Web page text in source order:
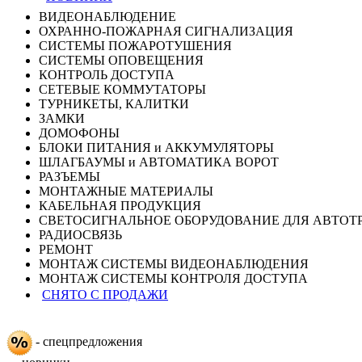
ВИДЕОНАБЛЮДЕНИЕ
ОХРАННО-ПОЖАРНАЯ СИГНАЛИЗАЦИЯ
СИСТЕМЫ ПОЖАРОТУШЕНИЯ
СИСТЕМЫ ОПОВЕЩЕНИЯ
КОНТРОЛЬ ДОСТУПА
СЕТЕВЫЕ КОММУТАТОРЫ
ТУРНИКЕТЫ, КАЛИТКИ
ЗАМКИ
ДОМОФОНЫ
БЛОКИ ПИТАНИЯ и АККУМУЛЯТОРЫ
ШЛАГБАУМЫ и АВТОМАТИКА ВОРОТ
РАЗЪЕМЫ
МОНТАЖНЫЕ МАТЕРИАЛЫ
КАБЕЛЬНАЯ ПРОДУКЦИЯ
СВЕТОСИГНАЛЬНОЕ ОБОРУДОВАНИЕ ДЛЯ
РАДИОСВЯЗЬ
РЕМОНТ
МОНТАЖ СИСТЕМЫ ВИДЕОНАБЛЮДЕНИЯ
МОНТАЖ СИСТЕМЫ КОНТРОЛЯ ДОСТУПА
СНЯТО С ПРОДАЖИ
- спецпредложения